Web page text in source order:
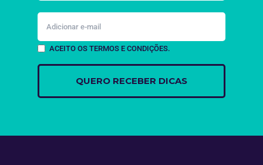
ACEITO OS TERMOS E CONDIÇÕES.